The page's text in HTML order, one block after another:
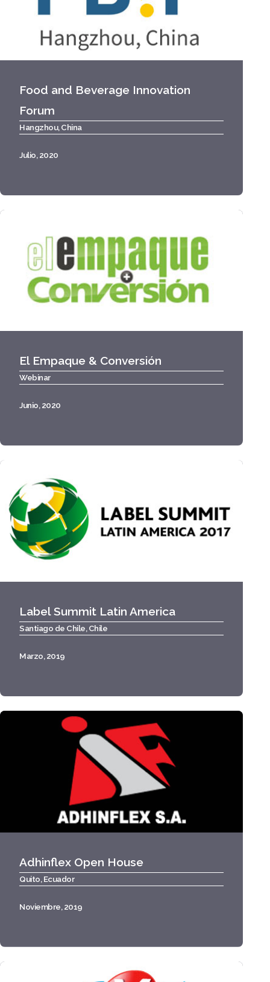
Food and Beverage Innovation
Forum
Hangzhou, China
Julio, 2020
El Empaque & Conversión
Webinar
Junio, 2020
Label Summit Latin America
Santiago de Chile, Chile
Marzo, 2019
Adhinflex Open House
Quito, Ecuador
Noviembre, 2019